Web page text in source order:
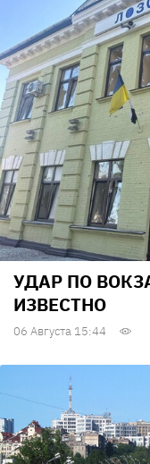
УДАР ПО
ИЗВЕСТНО
06 Августа 15:44